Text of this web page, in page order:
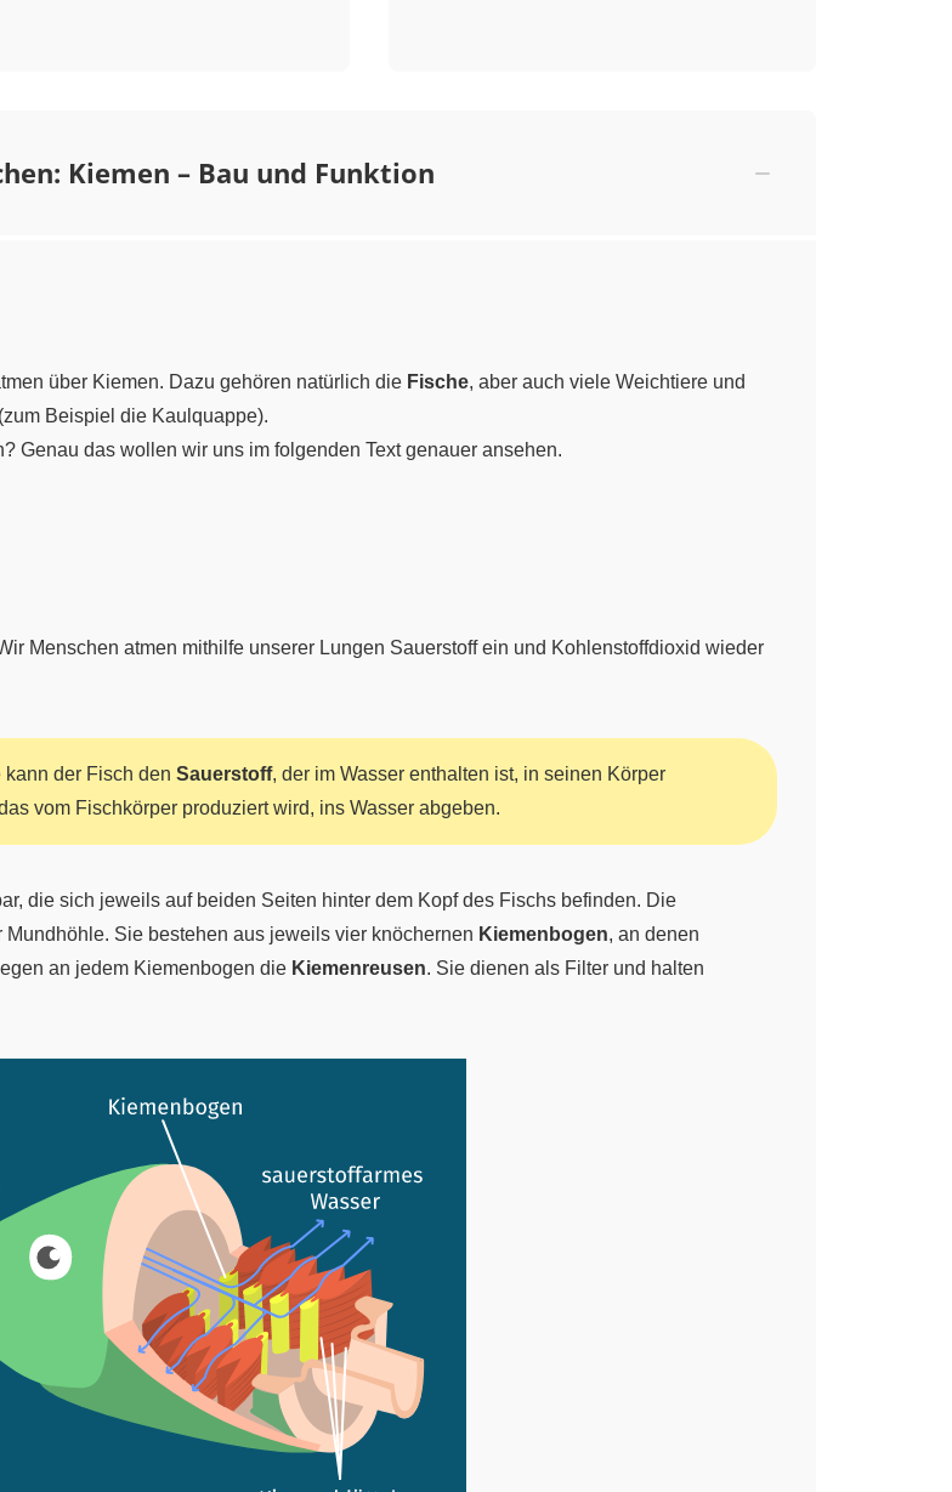
Kiemen – Bau und Funktion
über Kiemen. Dazu gehören natürlich die Fische, aber auch viele Weichtiere und
Beispiel die Kaulquappe).
Genau das wollen wir uns im folgenden Text genauer ansehen.
Menschen atmen mithilfe unserer Lungen Sauerstoff ein und Kohlenstoffdioxid wieder
der Fisch den Sauerstoff, der im Wasser enthalten ist, in seinen Körper
vom Fischkörper produziert wird, ins Wasser abgeben.
die sich jeweils auf beiden Seiten hinter dem Kopf des Fischs befinden. Die
Sie bestehen aus jeweils vier knöchernen Kiemenbogen, an denen
an jedem Kiemenbogen die Kiemenreusen. Sie dienen als Filter und halten